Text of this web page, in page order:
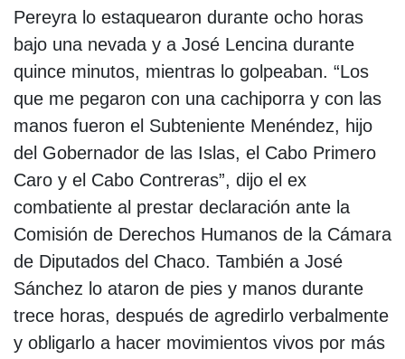
Pereyra lo estaquearon durante ocho horas
bajo una nevada y a José Lencina durante
quince minutos, mientras lo golpeaban. “Los
que me pegaron con una cachiporra y con las
manos fueron el Subteniente Menéndez, hijo
del Gobernador de las Islas, el Cabo Primero
Caro y el Cabo Contreras”, dijo el ex
combatiente al prestar declaración ante la
Comisión de Derechos Humanos de la Cámara
de Diputados del Chaco. También a José
Sánchez lo ataron de pies y manos durante
trece horas, después de agredirlo verbalmente
y obligarlo a hacer movimientos vivos por más